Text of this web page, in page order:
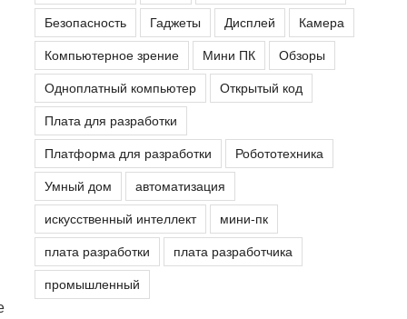
Безопасность
Гаджеты Дисплей
Камера
Компьютерное зрение
Мини ПК
Обзоры
Одноплатный компьютер
Открытый код
Плата для разработки
Платформа для разработки
Робототехника
Умный дом
автоматизация
искусственный интеллект
мини-пк
плата разработки
плата разработчика
промышленный